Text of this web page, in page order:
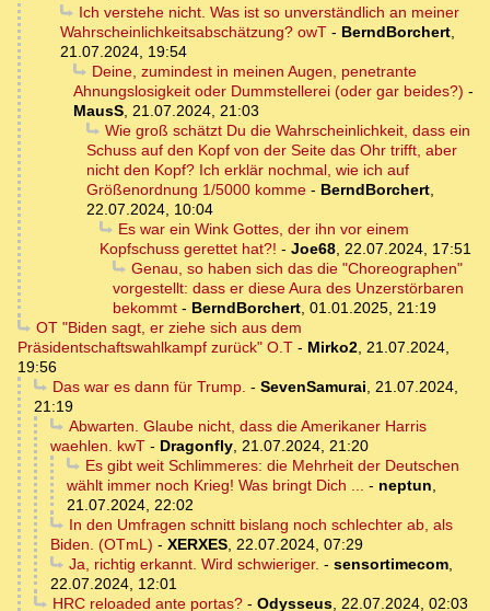
Ich verstehe nicht. Was ist so unverständlich an meiner
Wahrscheinlichkeitsabschätzung? owT - BerndBorchert,
21.07.2024, 19:54
Deine, zumindest in meinen Augen, penetrante
Ahnungslosigkeit oder Dummstellerei (oder gar beides?) -
MausS, 21.07.2024, 21:03
Wie groß schätzt Du die Wahrscheinlichkeit, dass ein
Schuss auf den Kopf von der Seite das Ohr trifft, aber
nicht den Kopf? Ich erklär nochmal, wie ich auf
Größenordnung 1/5000 komme - BerndBorchert,
22.07.2024, 10:04
Es war ein Wink Gottes, der ihn vor einem
Kopfschuss gerettet hat?! - Joe68, 22.07.2024, 17:51
Genau, so haben sich das die "Choreographen"
vorgestellt: dass er diese Aura des Unzerstörbaren
bekommt - BerndBorchert, 01.01.2025, 21:19
OT "Biden sagt, er ziehe sich aus dem
Präsidentschaftswahlkampf zurück" O.T - Mirko2, 21.07.2024,
19:56
Das war es dann für Trump. - SevenSamurai, 21.07.2024,
21:19
Abwarten. Glaube nicht, dass die Amerikaner Harris
waehlen. kwT - Dragonfly, 21.07.2024, 21:20
Es gibt weit Schlimmeres: die Mehrheit der Deutschen
wählt immer noch Krieg! Was bringt Dich ... - neptun,
21.07.2024, 22:02
In den Umfragen schnitt bislang noch schlechter ab, als
Biden. (OTmL) - XERXES, 22.07.2024, 07:29
Ja, richtig erkannt. Wird schwieriger. - sensortimecom,
22.07.2024, 12:01
HRC reloaded ante portas?- Odysseus, 22.07.2024, 02:03